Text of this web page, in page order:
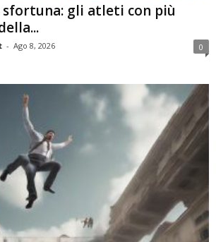
gli atleti con più
- Ago 8, 2026 0